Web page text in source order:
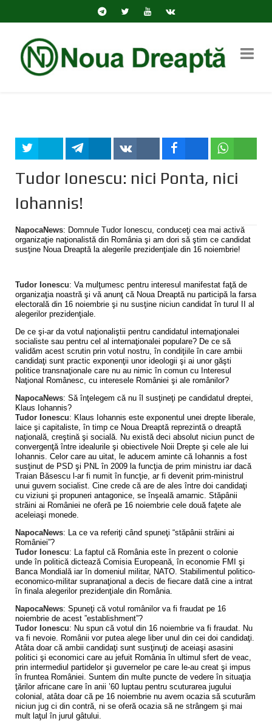
Tudor Ionescu: nici Ponta, nici
Iohannis!
NapocaNews: Domnule Tudor Ionescu, conduceţi cea mai activă
organizaţie naţionalistă din România şi am dori să ştim ce candidat
susţine Noua Dreaptă la alegerile prezidenţiale din 16 noiembrie!
Tudor Ionescu: Va mulţumesc pentru interesul manifestat faţă de
organizaţia noastră şi vă anunţ că Noua Dreaptă nu participă la farsa
electorală din 16 noiembrie şi nu susţine niciun candidat în turul II al
alegerilor prezidenţiale.
De ce şi-ar da votul naţionaliştii pentru candidatul internaţionalei
socialiste sau pentru cel al internaţionalei populare? De ce să
validăm acest scrutin prin votul nostru, în condiţiile în care ambii
candidaţi sunt practic exponenţii unor ideologii şi ai unor găşti
politice transnaţionale care nu au nimic în comun cu Interesul
Naţional Românesc, cu interesele României şi ale românilor?
NapocaNews: Să înţelegem că nu îl susţineţi pe candidatul dreptei,
Klaus Iohannis?
Tudor Ionescu: Klaus Iohannis este exponentul unei drepte liberale,
laice şi capitaliste, în timp ce Noua Dreaptă reprezintă o dreaptă
naţională, creştină şi socială. Nu există deci absolut niciun punct de
convergenţă între idealurile şi obiectivele Noii Drepte şi cele ale lui
Iohannis. Celor care au uitat, le aducem aminte că Iohannis a fost
susţinut de PSD şi PNL în 2009 la funcţia de prim ministru iar dacă
Traian Băsescu l-ar fi numit în funcţie, ar fi devenit prim-ministrul
unui guvern socialist. Cine crede că are de ales între doi candidaţi
cu viziuni şi propuneri antagonice, se înşeală amarnic. Stăpânii
străini ai României ne oferă pe 16 noiembrie cele două faţete ale
aceleiaşi monede.
NapocaNews: La ce va referiţi când spuneţi “stăpânii străini ai
României”?
Tudor Ionescu: La faptul că România este în prezent o colonie
unde în politică dictează Comisia Europeană, în economie FMI şi
Banca Mondială iar în domeniul militar, NATO. Stabilimentul politico-
economico-militar supranaţional a decis de fiecare dată cine a intrat
în finala alegerilor prezidenţiale din România.
NapocaNews: Spuneţi că votul românilor va fi fraudat pe 16
noiembrie de acest ”establishment”?
Tudor Ionescu: Nu spun că votul din 16 noiembrie va fi fraudat. Nu
va fi nevoie. Românii vor putea alege liber unul din cei doi candidaţi.
Atâta doar că ambii candidaţi sunt susţinuţi de aceiaşi asasini
politici şi economici care au jefuit România în ultimul sfert de veac,
prin intermediul partidelor şi guvernelor pe care le-au creat şi impus
în fruntea României. Suntem din multe puncte de vedere în situaţia
ţărilor africane care în anii ’60 luptau pentru scuturarea jugului
colonial, atâta doar că pe 16 noiembrie nu avem ocazia să scuturăm
niciun jug ci din contră, ni se oferă ocazia să ne strângem şi mai
mult laţul în jurul gâtului.